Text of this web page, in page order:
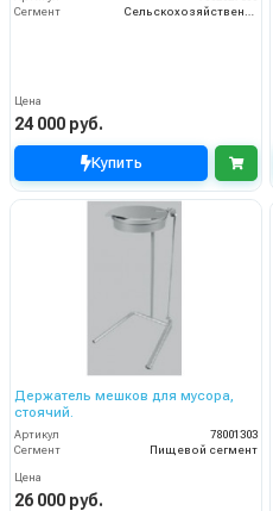
Сегмент
Цена
24 000 руб.
Купить
Держатель мешков для мусора,
стоячий.
Артикул
78001303
Сегмент
Пищевой сегмент
Цена
26 000 руб.